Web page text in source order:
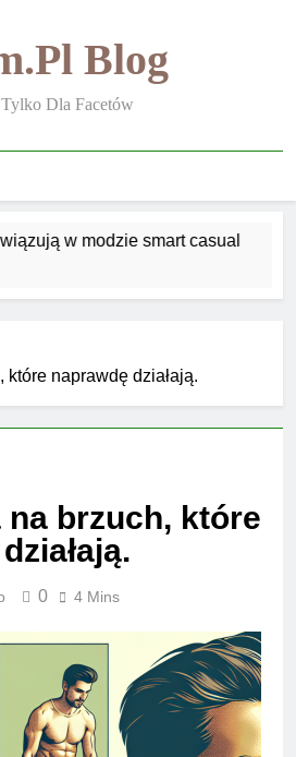
Blog
Dla Facetów
w modzie smart casual
naprawdę działają.
na brzuch, które
0 4 Mins